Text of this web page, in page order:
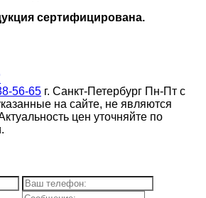
сертифицирована.
56-65 г. Санкт-Петербург Пн-Пт с
на сайте, не являются
цен уточняйте по